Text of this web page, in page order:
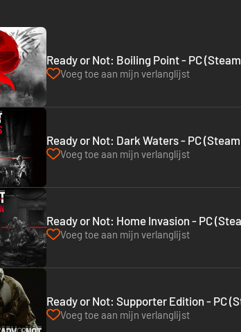
Ready or Not: Boiling Point - PC
Voeg toe aan mijn verlanglijst
Ready or Not: Dark Waters - PC
Voeg toe aan mijn verlanglijst
Ready or Not: Home Invasion - PC
Voeg toe aan mijn verlanglijst
Ready or Not: Supporter Edition - PC
Voeg toe aan mijn verlanglijst